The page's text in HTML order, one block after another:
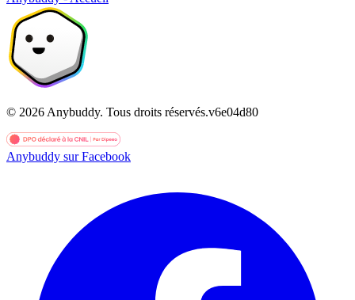
© 2026 Anybuddy. Tous droits réservés.v6e04d80
Anybuddy sur Facebook